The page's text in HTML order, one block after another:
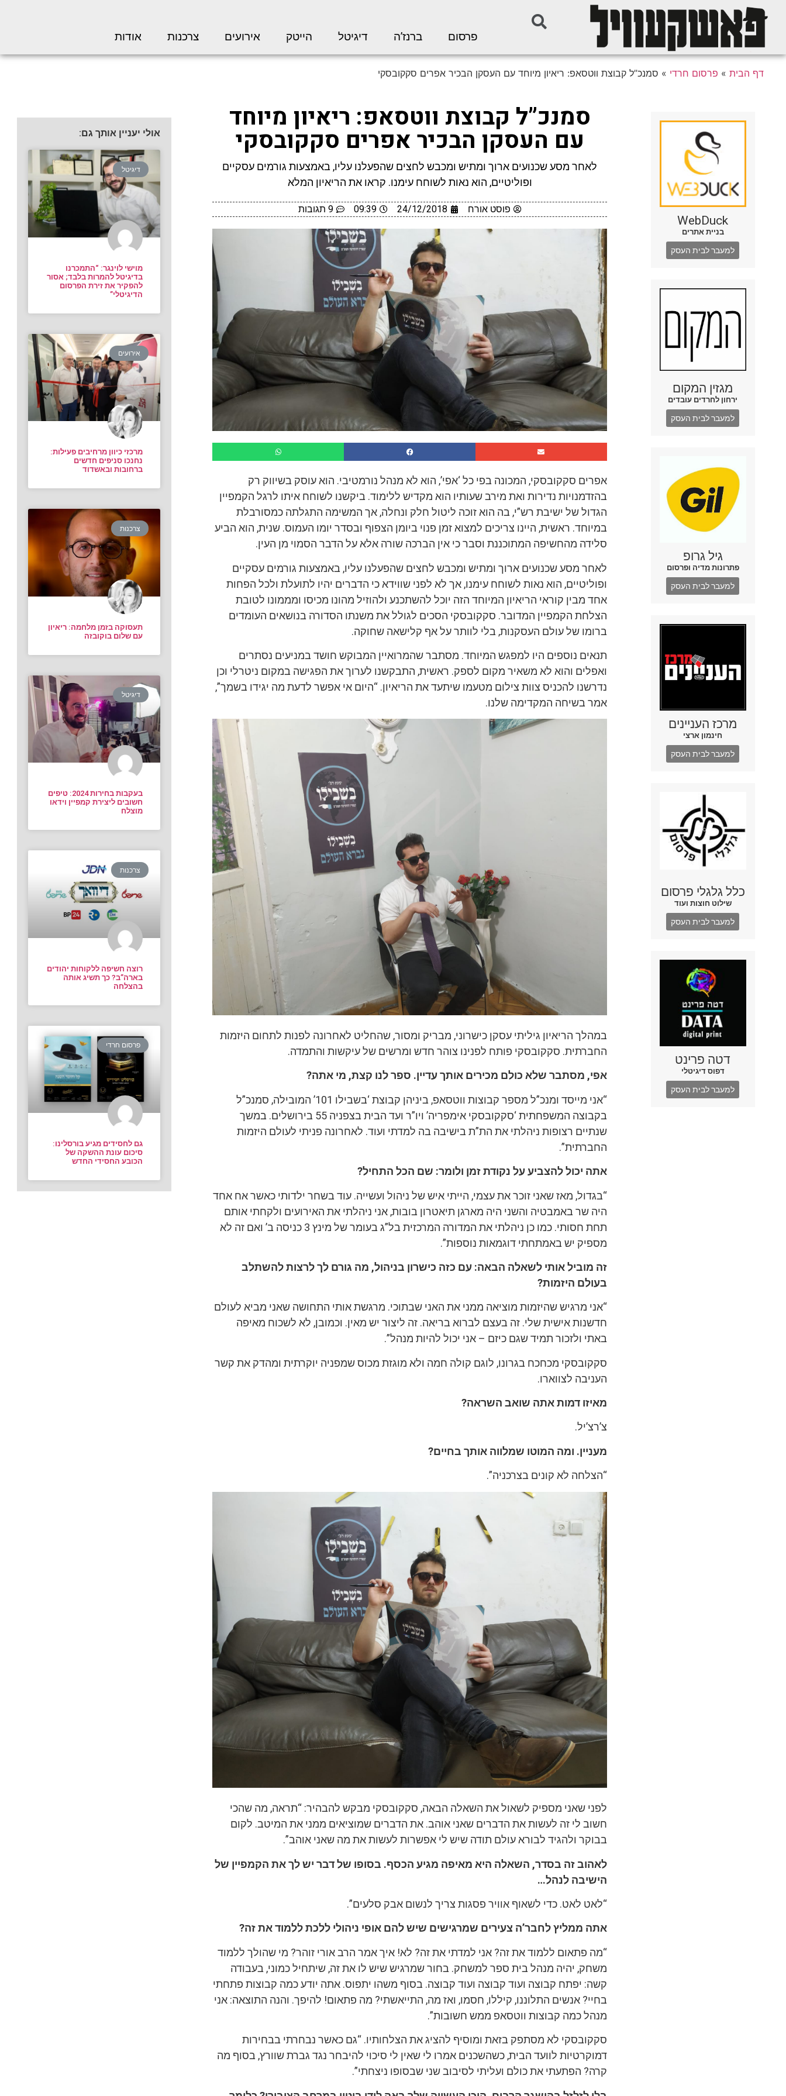
פרסום ברנז’ה דיגיטל הייטק אירועים צרכנות אודות
דף הבית » פרסום חרדי » סמנכ”ל קבוצת ווטסאפ: ריאיון מיוחד עם העסקן הבכיר אפרים סקקובסקי
WebDuck
בניית אתרים
למעבר לבית העסק
מגזין המקום
ירחון לחרדים עובדים
למעבר לבית העסק
גיל גרופ
פתרונות מדיה ופרסום
למעבר לבית העסק
מרכז העניינים
חינמון ארצי
למעבר לבית העסק
כלל גלגלי פרסום
שילוט חוצות ועוד
למעבר לבית העסק
דטה פרינט
דפוס דיגיטלי
למעבר לבית העסק
סמנכ”ל קבוצת ווטסאפ: ריאיון מיוחד
עם העסקן הבכיר אפרים סקקובסקי
לאחר מסע שכנועים ארוך ומתיש ומכבש לחצים שהפעלנו עליו, באמצעות גורמים עסקיים
ופוליטיים, הוא נאות לשוחח עימנו. קראו את הריאיון המלא
פוסט אורח 24/12/2018
09:39 9 תגובות
אפרים סקקובסקי, המכונה בפי כל ‘אפי’, הוא לא מנהל נורמטיבי. הוא עוסק בשיווק רק
בהזדמנויות נדירות ואת מירב שעותיו הוא מקדיש ללימוד. ביקשנו לשוחח איתו לרגל הקמפיין
הגדול של ישיבת רש”י, בה הוא זוכה ליטול חלק ונחלה, אך המשימה התגלתה כמסורבלת
במיוחד. ראשית, היינו צריכים למצוא זמן פנוי ביומן הצפוף ובסדר יומו העמוס. שנית, הוא הביע
סלידה מהחשיפה המתוכננת וסבר כי אין הברכה שורה אלא על הדבר הסמוי מן העין.
לאחר מסע שכנועים ארוך ומתיש ומכבש לחצים שהפעלנו עליו, באמצעות גורמים עסקיים
ופוליטיים, הוא נאות לשוחח עימנו, אך לא לפני שווידא כי הדברים יהיו לתועלת ולכל הפחות
אחד מבין קוראי הריאיון המיוחד הזה יוכל להשתכנע ולהוזיל מהונו מכיסו ומממונו לטובת
הצלחת הקמפיין המדובר. סקקובסקי הסכים לגולל את משנתו הסדורה בנושאים העומדים
ברומו של עולם העסקנות, בלי לוותר על אף קלישאה שחוקה.
תנאים נוספים היו למפגש המיוחד. מסתבר שהמרואיין המבוקש חושד במניעים נסתרים
ואפלים והוא לא משאיר מקום לספק. ראשית, התבקשנו לערוך את הפגישה במקום ניטרלי וכן
נדרשנו להכניס צוות צילום מטעמו שיתעד את הריאיון. “היום אי אפשר לדעת מה יגידו בשמך”,
אמר בשיחה המקדימה שלנו.
במהלך הריאיון גיליתי עסקן כישרוני, מבריק ומסור, שהחליט לאחרונה לפנות לתחום היזמות
החברתית. סקקובסקי פותח לפנינו צוהר חדש ומרשים של עיקשות והתמדה.
אפי, מסתבר שלא כולם מכירים אותך עדיין. ספר לנו קצת, מי אתה?
“אני מייסד ומנכ”ל מספר קבוצות ווטסאפ, ביניהן קבוצת ‘בשבילו 101’ המובילה, סמנכ”ל
בקבוצה המשפחתית ‘סקקובסקי אימפריה’ ויו”ר ועד הבית בצפניה 55 בירושלים. במשך
שנתיים רצופות ניהלתי את הת”ת בישיבה בה למדתי ועוד. לאחרונה פניתי לעולם היזמות
החברתית”.
אתה יכול להצביע על נקודת זמן ולומר: שם הכל התחיל?
“בגדול, מאז שאני זוכר את עצמי, הייתי איש של ניהול ועשייה. עוד בשחר ילדותי כאשר אח אחד
היה שר באמבטיה והשני היה מארגן תיאטרון בובות, אני ניהלתי את האירועים ולקחתי אותם
תחת חסותי. כמו כן ניהלתי את המדורה המרכזית בל”ג בעומר של מינץ 3 כניסה ב’ ואם זה לא
מספיק יש באמתחתי דוגמאות נוספות”.
זה מוביל אותי לשאלה הבאה: עם כזה כישרון בניהול, מה גורם לך לרצות להשתלב
בעולם היזמות?
“אני מרגיש שהיזמות מוציאה ממני את האני שבתוכי. מרגשת אותי התחושה שאני מביא לעולם
חדשנות אישית שלי. זה בעצם לברוא בריאה. זה ליצור יש מאין. וכמובן, לא לשכוח מאיפה
באתי ולזכור תמיד שגם כיזם – אני יכול להיות מנהל”.
סקקובסקי מכחכח בגרונו, לוגם קולה חמה ולא מוגזת מכוס שמפניה יוקרתית ומהדק את קשר
העניבה לצווארו.
מאיזו דמות אתה שואב השראה?
צ’רצ’יל.
מעניין. ומה המוטו שמלווה אותך בחיים?
“הצלחה לא קונים בצרכניה”.
לפני שאני מספיק לשאול את השאלה הבאה, סקקובסקי מבקש להבהיר: “תראה, מה שהכי
חשוב לי זה לעשות את הדברים שאני אוהב. את הדברים שמוציאים ממני את המיטב. לקום
בבוקר ולהגיד לבורא עולם תודה שיש לי אפשרות לעשות את מה שאני אוהב”.
לאהוב זה בסדר, השאלה היא מאיפה מגיע הכסף. בסופו של דבר יש לך את הקמפיין של
הישיבה לנהל…
“לאט לאט. כדי לשאוף אוויר פסגות צריך לנשום אבק סלעים”.
אתה ממליץ לחבר’ה צעירים שמרגישים שיש להם אופי ניהולי ללכת ללמוד את זה?
“מה פתאום ללמוד את זה? אני למדתי את זה? לא! איך אמר הרב אורי זוהר? מי שהולך ללמוד
משחק, יהיה מנהל בית ספר למשחק. בחור שמרגיש שיש לו את זה, שיתחיל כמוני, בעבודה
קשה: יפתח קבוצה ועוד קבוצה ועוד קבוצה. בסוף משהו יתפוס. אתה יודע כמה קבוצות פתחתי
בחיי? אנשים התלוננו, קיללו, חסמו, ואז מה, התייאשתי? מה פתאום! להיפך. והנה התוצאה: אני
מנהל כמה קבוצות ווטסאפ ממש חשובות”.
סקקובסקי לא מסתפק בזאת ומוסיף להציג את הצלחותיו. “גם כאשר נבחרתי בבחירות
דמוקרטיות לוועד הבית, כשהשכנים אמרו לי שאין לי סיכוי להיבחר נגד גברת שוורץ, בסוף מה
קרה? הפתעתי את כולם ועליתי לסיבוב שני שבסופו ניצחתי”.
אולי יעניין אותך גם:
דיגיטל
מוישי לוינגר: “התמכרנו
בדיגיטל להמרות בלבד; אסור
להפקיר את זירת הפרסום
הדיגיטלי”
אירועים
מרכזי כיוון מרחיבים פעילות:
נחנכו סניפים חדשים
ברחובות ובאשדוד
צרכנות
תעסוקה בזמן מלחמה: ריאיון
עם שלום בוקובזה
דיגיטל
בעקבות בחירות 2024: טיפים
חשובים ליצירת קמפיין וידאו
מוצלח
צרכנות
רוצה חשיפה ללקוחות יהודים
בארה”ב? כך תשיג אותה
בהצלחה
פרסום חרדי
גם לחסידים מגיע בורסלינו:
סיכום עונת ההשקה של
הכובע החסידי החדש